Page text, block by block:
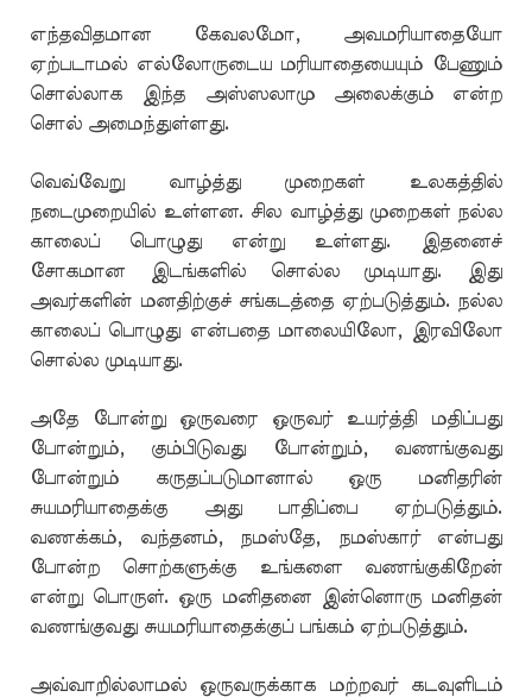
எந்தவிதமான கேவலமோ, அவமரியாதையோ
ஏற்படாமல் எல்லோருடைய மரியாதையையும் பேணும்
சொல்லாக இந்த அஸ்ஸலாமு அலைக்கும் என்ற
சொல் அமைந்துள்ளது.
வெவ்வேறு வாழ்த்து முறைகள் உலகத்தில்
நடைமுறையில் உள்ளன. சில வாழ்த்து முறைகள் நல்ல
காலைப் பொழுது என்று உள்ளது. இதனைச்
சோகமான இடங்களில் சொல்ல முடியாது. இது
அவர்களின் மனதிற்குச் சங்கடத்தை ஏற்படுத்தும். நல்ல
காலைப் பொழுது என்பதை மாலையிலோ, இரவிலோ
சொல்ல முடியாது.
அதே போன்று ஒருவரை ஒருவர் உயர்த்தி மதிப்பது
போன்றும், கும்பிடுவது போன்றும், வணங்குவது
போன்றும் கருதப்படுமானால் ஒரு மனிதரின்
சுயமரியாதைக்கு அது பாதிப்பை ஏற்படுத்தும்.
வணக்கம், வந்தனம், நமஸ்தே, நமஸ்கார் என்பது
போன்ற சொற்களுக்கு உங்களை வணங்குகிறேன்
என்று பொருள். ஒரு மனிதனை இன்னொரு மனிதன்
வணங்குவது சுயமரியாதைக்குப் பங்கம் ஏற்படுத்தும்.
அவ்வாறில்லாமல் ஒருவருக்காக மற்றவர் கடவுளிடம்